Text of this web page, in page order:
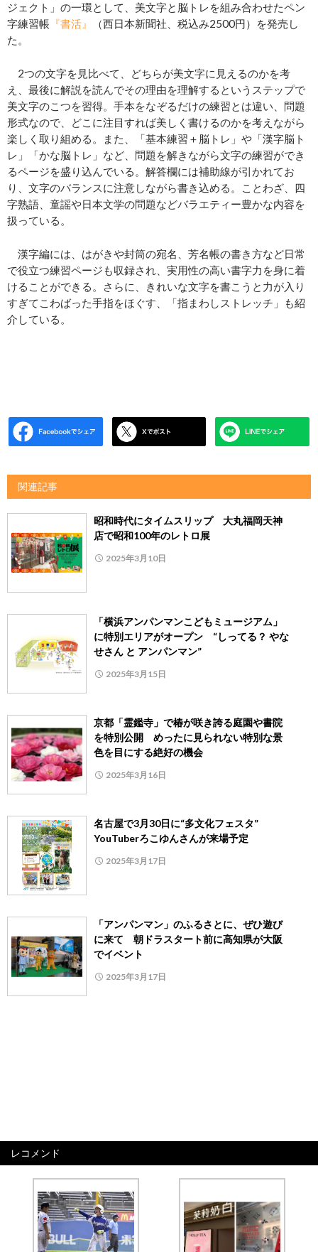
ジェクト」の一環として、美文字と脳トレを組み合わせたペン
字練習帳 『書活』
（西日本新聞社、税込み2500円）を発売し
た。
2つの文字を見比べて、どちらが美文字に見えるのかを考
え、最後に解説を読んでその理由を理解するというステップで
美文字のこつを習得。手本をなぞるだけの練習とは違い、問題
形式なので、どこに注目すれば美しく書けるのかを考えながら
楽しく取り組める。また、「基本練習＋脳トレ」や「漢字脳ト
レ」「かな脳トレ」など、問題を解きながら文字の練習ができ
るページを盛り込んでいる。解答欄には補助線が引かれてお
り、文字のバランスに注意しながら書き込める。ことわざ、四
字熟語、童謡や日本文学の問題などバラエティー豊かな内容を
扱っている。
漢字編には、はがきや封筒の宛名、芳名帳の書き方など日常
で役立つ練習ページも収録され、実用性の高い書字力を身に着
けることができる。さらに、きれいな文字を書こうと力が入り
すぎてこわばった手指をほぐす、「指まわしストレッチ」も紹
介している。
関連記事
昭和時代にタイムスリップ 大丸福岡天神
店で昭和100年のレトロ展
2025年3月10日
「横浜アンパンマンこどもミュージアム」
に特別エリアがオープン “しってる？ やな
せさん と アンパンマン”
2025年3月15日
京都「霊鑑寺」で椿が咲き誇る庭園や書院
を特別公開 めったに見られない特別な景
色を目にする絶好の機会
2025年3月16日
名古屋で3月30日に“多文化フェスタ”
YouTuberろこゆんさんが来場予定
2025年3月17日
「アンパンマン」のふるさとに、ぜひ遊び
に来て 朝ドラスタート前に高知県が大阪
でイベント
2025年3月17日
レコメンド